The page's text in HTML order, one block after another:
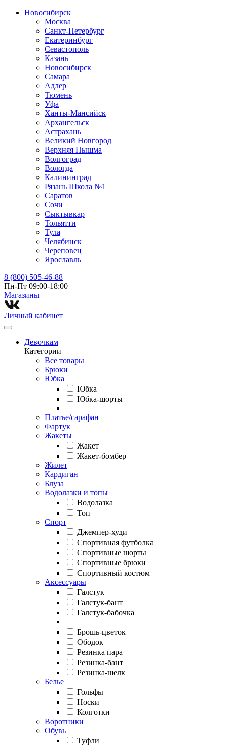
Новосибирск
Москва
Санкт-Петербург
Екатеринбург
Севастополь
Казань
Новосибирск
Самара
Адлер
Тюмень
Уфа
Ханты-Мансийск
Архангельск
Астрахань
Великий Новгород
Верхняя Пышма
Волгоград
Вологда
Калининград
Рязань Школа №1
Саратов
Сочи
Сыктывкар
Тольятти
Тула
Челябинск
Череповец
Ярославль
8 (800) 505-46-88
Пн-Пт 09:00-18:00
Магазины⁠
Личный кабинет
Девочкам
Категории
Все товары
Брюки
Юбка
Юбка
Юбка-шорты
Платье/сарафан
Фартук
Жакеты
Жакет
Жакет-бомбер
Жилет
Кардиган
Блуза
Водолазки и топы
Водолазка
Топ
Спорт
Джемпер-худи
Спортивная футболка
Спортивные шорты
Спортивные брюки
Спортивный костюм
Аксессуары
Галстук
Галстук-бант
Галстук-бабочка
Брошь-цветок
Ободок
Резинка пара
Резинка-бант
Резинка-шелк
Белье
Гольфы
Носки
Колготки
Воротники
Обувь
Туфли